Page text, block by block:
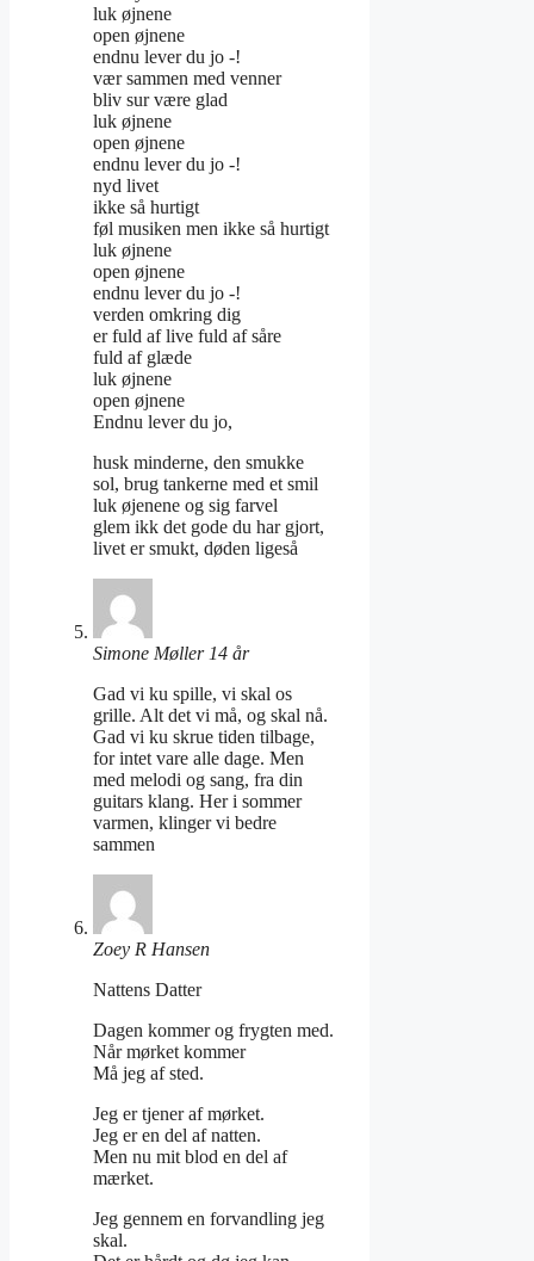
luk øjnene
open øjnene
endnu lever du jo -!
vær sammen med venner
bliv sur være glad
luk øjnene
open øjnene
endnu lever du jo -!
nyd livet
ikke så hurtigt
føl musiken men ikke så hurtigt
luk øjnene
open øjnene
endnu lever du jo -!
verden omkring dig
er fuld af live fuld af såre
fuld af glæde
luk øjnene
open øjnene
Endnu lever du jo,
husk minderne, den smukke
sol, brug tankerne med et smil
luk øjenene og sig farvel
glem ikk det gode du har gjort,
livet er smukt, døden ligeså
Simone Møller 14 år
Gad vi ku spille, vi skal os
grille. Alt det vi må, og skal nå.
Gad vi ku skrue tiden tilbage,
for intet vare alle dage. Men
med melodi og sang, fra din
guitars klang. Her i sommer
varmen, klinger vi bedre
sammen
Zoey R Hansen
Nattens Datter
Dagen kommer og frygten med.
Når mørket kommer
Må jeg af sted.
Jeg er tjener af mørket.
Jeg er en del af natten.
Men nu mit blod en del af
mærket.
Jeg gennem en forvandling jeg
skal.